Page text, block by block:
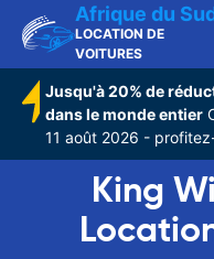
Afrique du
LOCATION DE
VOITURES
Jusqu'à 20% de
dans le monde entier
11 août 2026 -
King